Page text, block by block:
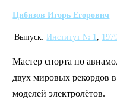
Цибизов Игорь Егорович
Выпуск: Институт № 1
Мастер спорта по
двух мировых рекордов
моделей электролётов.